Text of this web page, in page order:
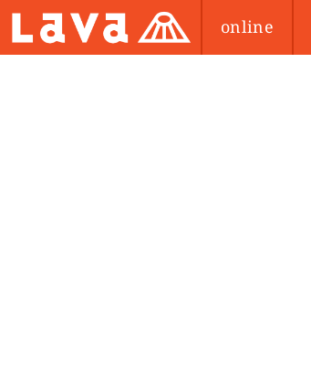
online